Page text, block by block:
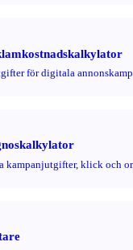
för digitala
kampanjutgifter, klick och